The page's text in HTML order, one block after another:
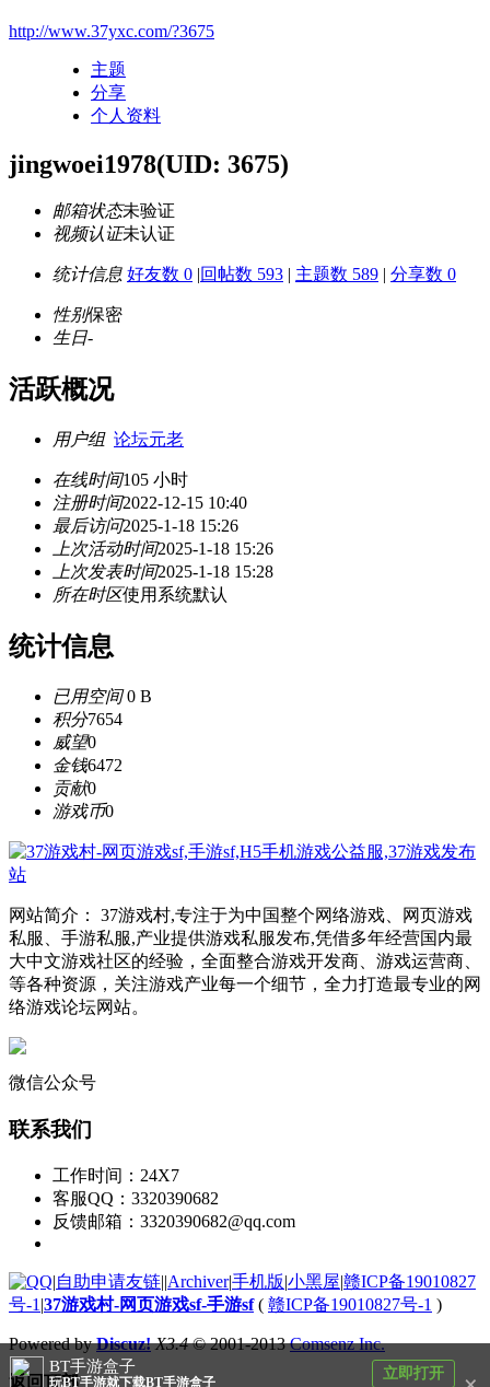
BT手游盒子
玩BT手游就下载BT手游盒子
立即打开
http://www.37yxc.com/?3675
主题
分享
个人资料
jingwoei1978(UID: 3675)
邮箱状态未验证
视频认证未认证
统计信息 好友数 0 |回帖数 593 | 主题数 589 | 分享数 0
性别保密
生日-
活跃概况
用户组 论坛元老
在线时间105 小时
注册时间2022-12-15 10:40
最后访问2025-1-18 15:26
上次活动时间2025-1-18 15:26
上次发表时间2025-1-18 15:28
所在时区使用系统默认
统计信息
已用空间0 B
积分7654
威望0
金钱6472
贡献0
游戏币0
网站简介： 37游戏村,专注于为中国整个网络游戏、网页游戏
私服、手游私服,产业提供游戏私服发布,凭借多年经营国内最
大中文游戏社区的经验，全面整合游戏开发商、游戏运营商、
等各种资源，关注游戏产业每一个细节，全力打造最专业的网
络游戏论坛网站。
微信公众号
联系我们
工作时间：24X7
客服QQ：3320390682
反馈邮箱：3320390682@qq.com
|自助申请友链||Archiver|手机版|小黑屋|赣ICP备19010827
号-1 |37游戏村-网页游戏sf-手游sf( 赣ICP备19010827号-1 )
Powered byDiscuz! X3.4 © 2001-2013Comsenz Inc.
返回顶部